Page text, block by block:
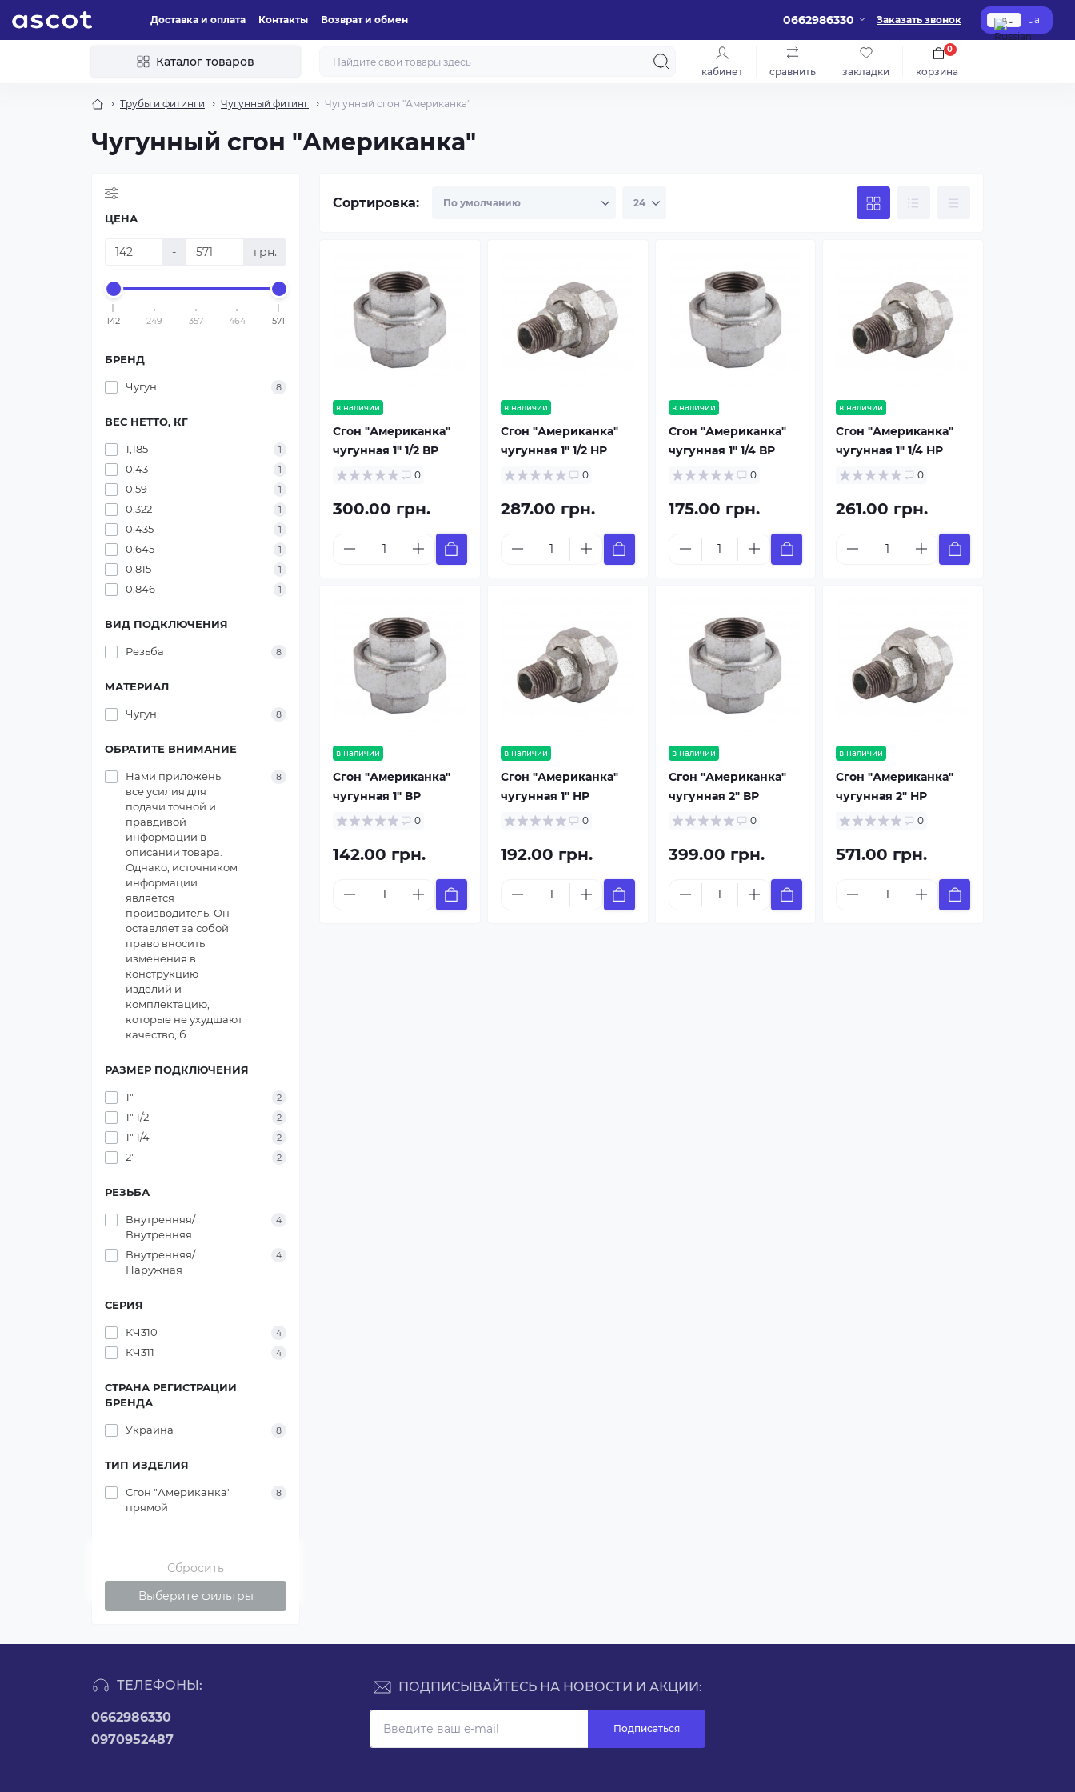
Доставка и оплата Контакты Возврат и обмен 0662986330 Заказать звонок ru ua
Каталог товаров
кабинет сравнить закладки корзина
0
Трубы и фитинги Чугунный фитинг Чугунный сгон "Американка"
Чугунный сгон "Американка"
ЦЕНА
- грн.
142 249 357 464 571
БРЕНД
Чугун 8
ВЕС НЕТТО, КГ
1,185 1
0,43 1
0,59 1
0,322 1
0,435 1
0,645 1
0,815 1
0,846 1
ВИД ПОДКЛЮЧЕНИЯ
Резьба 8
МАТЕРИАЛ
Чугун 8
ОБРАТИТЕ ВНИМАНИЕ
Нами приложены
все усилия для
подачи точной и
правдивой
информации в
описании товара.
Однако, источником
информации
является
производитель. Он
оставляет за собой
право вносить
изменения в
конструкцию
изделий и
комплектацию,
которые не ухудшают
качество, б
8
РАЗМЕР ПОДКЛЮЧЕНИЯ
1" 2
1" 1/2 2
1" 1/4 2
2" 2
РЕЗЬБА
Внутренняя/
Внутренняя
4
Внутренняя/
Наружная
4
СЕРИЯ
КЧ310 4
КЧ311 4
СТРАНА РЕГИСТРАЦИИ
БРЕНДА
Украина 8
ТИП ИЗДЕЛИЯ
Сгон "Американка"
прямой
8
Сбросить
Выберите фильтры
Сортировка:
в наличии
Сгон "Американка"
чугунная 1" 1/2 ВР
0
300.00 грн.
в наличии
Сгон "Американка"
чугунная 1" 1/2 НР
0
287.00 грн.
в наличии
Сгон "Американка"
чугунная 1" 1/4 ВР
0
175.00 грн.
в наличии
Сгон "Американка"
чугунная 1" 1/4 НР
0
261.00 грн.
в наличии
Сгон "Американка"
чугунная 1" ВР
0
142.00 грн.
в наличии
Сгон "Американка"
чугунная 1" НР
0
192.00 грн.
в наличии
Сгон "Американка"
чугунная 2" ВР
0
399.00 грн.
в наличии
Сгон "Американка"
чугунная 2" НР
0
571.00 грн.
ТЕЛЕФОНЫ:
0662986330
0970952487
ПОДПИСЫВАЙТЕСЬ НА НОВОСТИ И АКЦИИ:
Подписаться